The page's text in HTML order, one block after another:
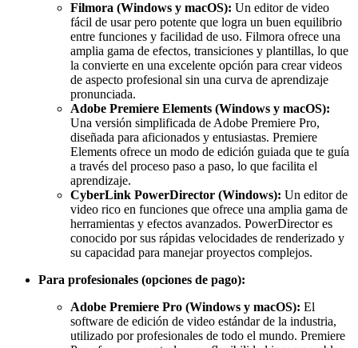
Filmora (Windows y macOS): Un editor de video
fácil de usar pero potente que logra un buen equilibrio
entre funciones y facilidad de uso. Filmora ofrece una
amplia gama de efectos, transiciones y plantillas, lo que
la convierte en una excelente opción para crear videos
de aspecto profesional sin una curva de aprendizaje
pronunciada.
Adobe Premiere Elements (Windows y macOS):
Una versión simplificada de Adobe Premiere Pro,
diseñada para aficionados y entusiastas. Premiere
Elements ofrece un modo de edición guiada que te guía
a través del proceso paso a paso, lo que facilita el
aprendizaje.
CyberLink PowerDirector (Windows): Un editor de
video rico en funciones que ofrece una amplia gama de
herramientas y efectos avanzados. PowerDirector es
conocido por sus rápidas velocidades de renderizado y
su capacidad para manejar proyectos complejos.
Para profesionales (opciones de pago):
Adobe Premiere Pro (Windows y macOS): El
software de edición de video estándar de la industria,
utilizado por profesionales de todo el mundo. Premiere